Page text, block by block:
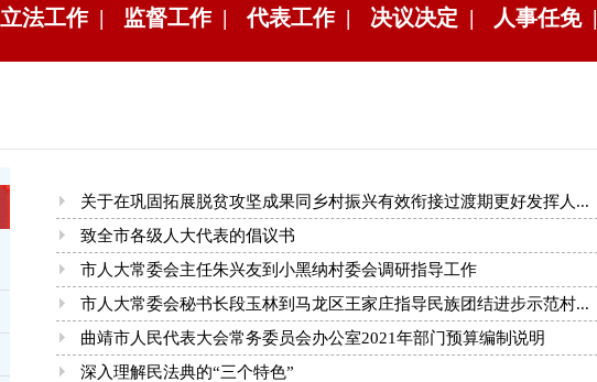
立法工作 | 监督工作 | 代表工作 | 决议决定 | 人事任免 |
关于在巩固拓展脱贫攻坚成果同乡村振兴有效衔接过渡期更好发挥人...
致全市各级人大代表的倡议书
市人大常委会主任朱兴友到小黑纳村委会调研指导工作
市人大常委会秘书长段玉林到马龙区王家庄指导民族团结进步示范村...
曲靖市人民代表大会常务委员会办公室2021年部门预算编制说明
深入理解民法典的“三个特色”